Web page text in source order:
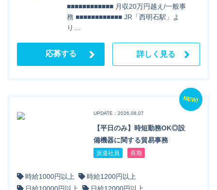
■■■■■■■■■■■■ 月収20万円越え/一般事
務 ■■■■■■■■■■■■ JR「西明石駅」よ
り…
応募する 詳しく見る
NEW!
UPDATE：2026.08.07
【平日のみ】時短勤務OK◎設
備機器に関する貿易事務
派遣社員 長期
時給1000円以上
時給1200円以上